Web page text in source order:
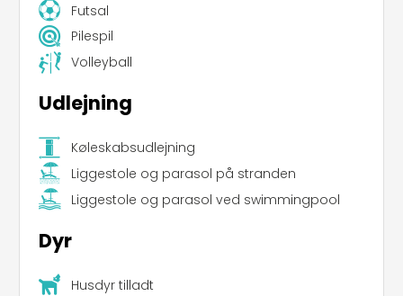
Futsal
Pilespil
Volleyball
Udlejning
Køleskabsudlejning
Liggestole og parasol på stranden
Liggestole og parasol ved swimmingpool
Dyr
Husdyr tilladt